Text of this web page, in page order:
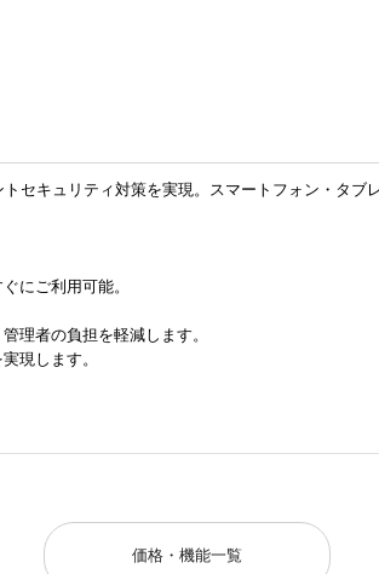
セキュリティ対策を実現。スマートフォン・タブ
にご利用可能。
理者の負担を軽減します。
現します。
価格・機能一覧